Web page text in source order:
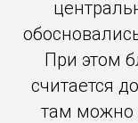
При этом
считается
там можно